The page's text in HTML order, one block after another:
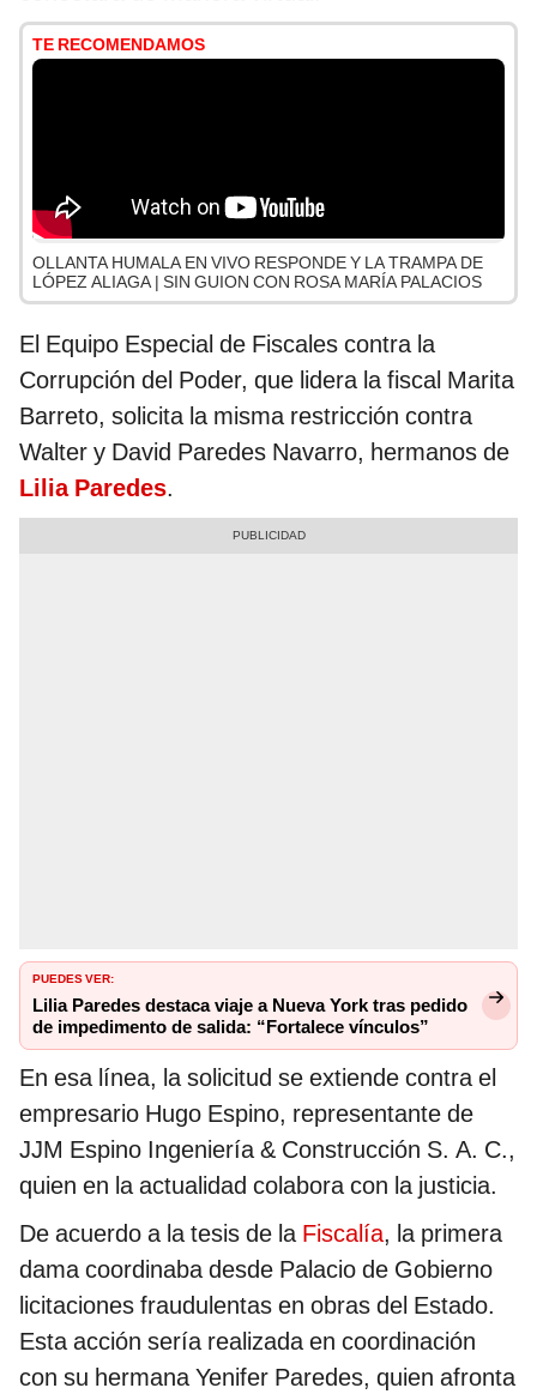
TE RECOMENDAMOS
OLLANTA HUMALA EN VIVO RESPONDE Y LA TRAMPA DE
LÓPEZ ALIAGA | SIN GUION CON ROSA MARÍA PALACIOS
El Equipo Especial de Fiscales contra la
Corrupción del Poder, que lidera la fiscal Marita
Barreto, solicita la misma restricción contra
Walter y David Paredes Navarro, hermanos de
Lilia Paredes.
PUEDES VER:
Lilia Paredes destaca viaje a Nueva York tras pedido
de impedimento de salida: “Fortalece vínculos”
En esa línea, la solicitud se extiende contra el
empresario Hugo Espino, representante de
JJM Espino Ingeniería & Construcción S. A. C.,
quien en la actualidad colabora con la justicia.
De acuerdo a la tesis de la Fiscalía, la primera
dama coordinaba desde Palacio de Gobierno
licitaciones fraudulentas en obras del Estado.
Esta acción sería realizada en coordinación
con su hermana Yenifer Paredes, quien afronta